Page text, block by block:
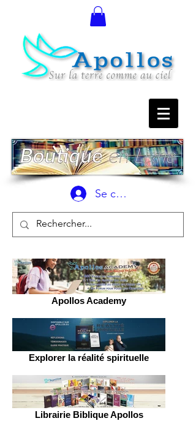
Se connecter
Apollos Academy
Explorer la réalité spirituelle
Librairie Biblique Apollos